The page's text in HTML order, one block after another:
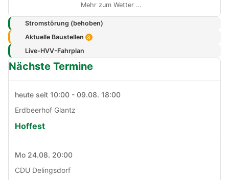
Mehr zum Wetter …
Stromstörung (behoben)
Aktuelle Baustellen 3
Live-HVV-Fahrplan
Nächste Termine
heute seit 10:00 - 09.08. 18:00
Erdbeerhof Glantz
Hoffest
Mo 24.08. 20:00
CDU Delingsdorf